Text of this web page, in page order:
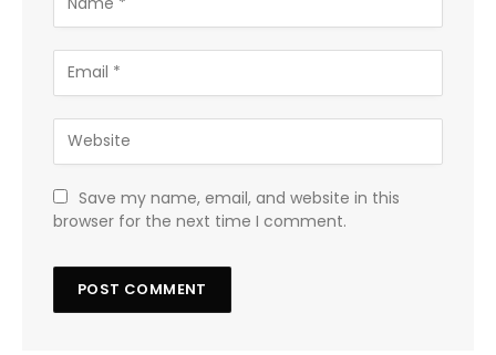
Save my name, email, and website in this
browser for the next time I comment.